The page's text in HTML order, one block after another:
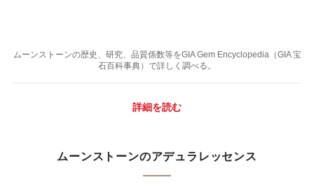
ムーンストーンの歴史、研究、品質係数等をGIA Gem Encyclopedia（GIA 宝
石百科事典）で詳しく調べる。
詳細を読む
ムーンストーンのアデュラレッセンス